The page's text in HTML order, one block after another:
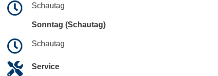
Schautag
Sonntag (Schautag)
Schautag
Service